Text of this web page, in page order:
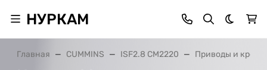
НУРКАМ Темная
Главная CUMMINS ISF2.8 CM2220 Приводы и